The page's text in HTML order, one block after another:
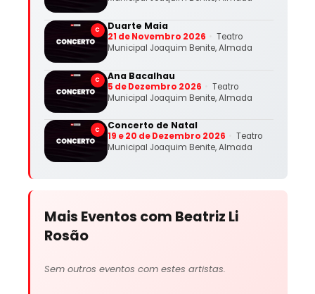
C Duarte Maia
21 de Novembro 2026
Teatro
Municipal Joaquim Benite, Almada
C Ana Bacalhau
5 de Dezembro 2026
Teatro
Municipal Joaquim Benite, Almada
C Concerto de Natal
19 e 20 de Dezembro 2026
Teatro
Municipal Joaquim Benite, Almada
Mais Eventos com Beatriz Li
Rosão
Sem outros eventos com estes artistas.